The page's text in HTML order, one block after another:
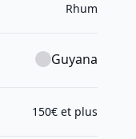
Rhum
Guyana
150€ et plus